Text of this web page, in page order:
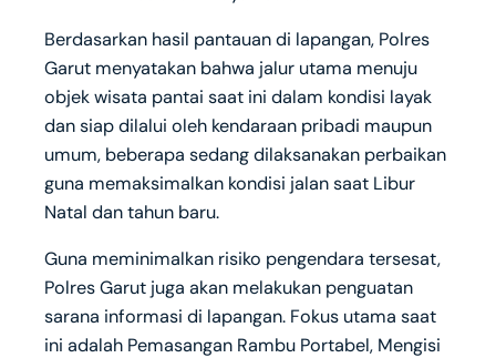
Berdasarkan hasil pantauan di lapangan, Polres
Garut menyatakan bahwa jalur utama menuju
objek wisata pantai saat ini dalam kondisi layak
dan siap dilalui oleh kendaraan pribadi maupun
umum, beberapa sedang dilaksanakan perbaikan
guna memaksimalkan kondisi jalan saat Libur
Natal dan tahun baru.
Guna meminimalkan risiko pengendara tersesat,
Polres Garut juga akan melakukan penguatan
sarana informasi di lapangan. Fokus utama saat
ini adalah Pemasangan Rambu Portabel, Mengisi